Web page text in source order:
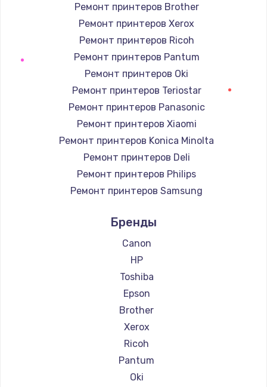
Ремонт принтеров Brother
Ремонт принтеров Xerox
Ремонт принтеров Ricoh
Ремонт принтеров Pantum
Ремонт принтеров Oki
Ремонт принтеров Teriostar
Ремонт принтеров Panasonic
Ремонт принтеров Xiaomi
Ремонт принтеров Konica Minolta
Ремонт принтеров Deli
Ремонт принтеров Philips
Ремонт принтеров Samsung
Ремонт принтеров Lexmark
Ремонт принтеров Sharp
Ремонт принтеров TSC
Ремонт принтеров Fujitsu
Ремонт принтеров Godex
Бренды
Canon
HP
Toshiba
Epson
Brother
Xerox
Ricoh
Pantum
Oki